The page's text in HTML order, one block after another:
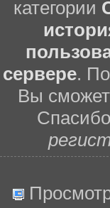
категории
сервере.
Вы